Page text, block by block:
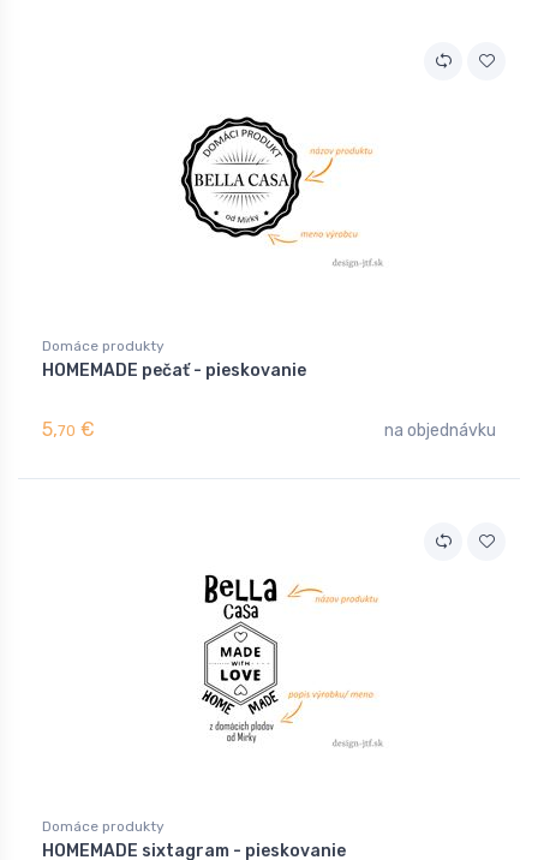
Domáce produkty
HOMEMADE pečať - pieskovanie
5,70 € na objednávku
Domáce produkty
HOMEMADE sixtagram - pieskovanie